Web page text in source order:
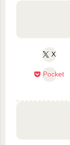
X
Pocket